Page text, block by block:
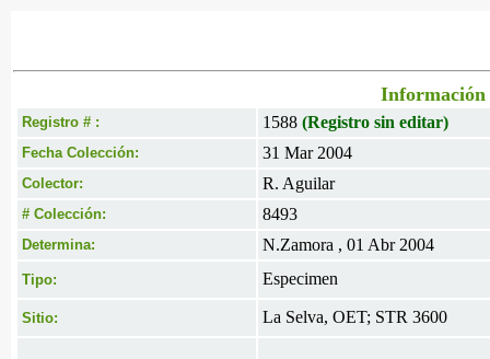
Información
Registro # : 1588 (Registro sin editar)
Fecha Colección: 31 Mar 2004
Colector: R. Aguilar
# Colección: 8493
Determina: N.Zamora , 01 Abr 2004
Tipo: Especimen
Sitio: La Selva, OET; STR 3600